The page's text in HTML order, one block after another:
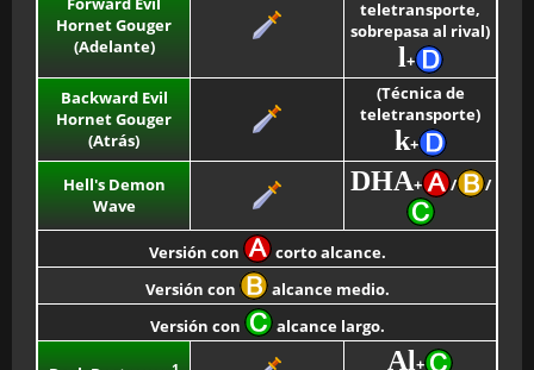
Hornet Gouger
(Adelante)
teletransporte,
sobrepasa al rival)
l+
Backward Evil
Hornet Gouger
(Atrás)
(Técnica de
teletransporte)
k+
Hell's Demon
Wave
DHA+ / /
Versión con
corto alcance.
Versión con
alcance medio.
Versión con
alcance largo.
Al+